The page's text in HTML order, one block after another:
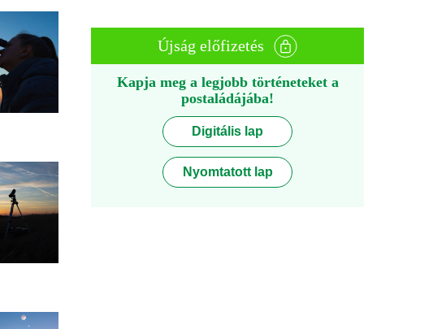
Újság előfizetés
Kapja meg a legjobb történeteket a
postaládájába!
Digitális lap
Nyomtatott lap